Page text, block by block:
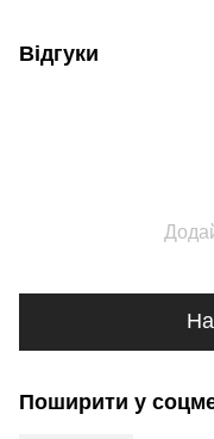
Відгуки
Поширити у